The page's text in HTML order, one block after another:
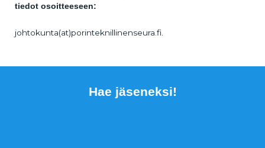
tiedot osoitteeseen:
johtokunta(at)porinteknillinenseura.fi.
Hae jäseneksi!